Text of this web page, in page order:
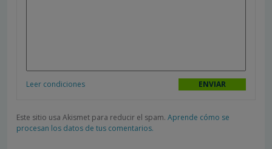
Leer condiciones
Este sitio usa Akismet para reducir el spam. Aprende cómo se
procesan los datos de tus comentarios.